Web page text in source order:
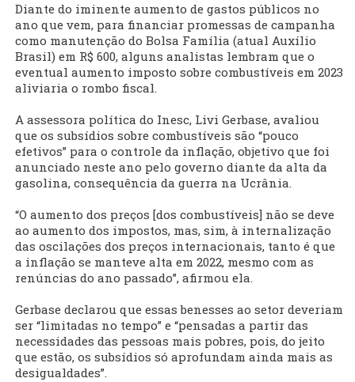
Diante do iminente aumento de gastos públicos no
ano que vem, para financiar promessas de campanha
como manutenção do Bolsa Família (atual Auxílio
Brasil) em R$ 600, alguns analistas lembram que o
eventual aumento imposto sobre combustíveis em 2023
aliviaria o rombo fiscal.
A assessora política do Inesc, Livi Gerbase, avaliou
que os subsídios sobre combustíveis são “pouco
efetivos” para o controle da inflação, objetivo que foi
anunciado neste ano pelo governo diante da alta da
gasolina, consequência da guerra na Ucrânia.
“O aumento dos preços [dos combustíveis] não se deve
ao aumento dos impostos, mas, sim, à internalização
das oscilações dos preços internacionais, tanto é que
a inflação se manteve alta em 2022, mesmo com as
renúncias do ano passado”, afirmou ela.
Gerbase declarou que essas benesses ao setor deveriam
ser “limitadas no tempo” e “pensadas a partir das
necessidades das pessoas mais pobres, pois, do jeito
que estão, os subsídios só aprofundam ainda mais as
desigualdades”.